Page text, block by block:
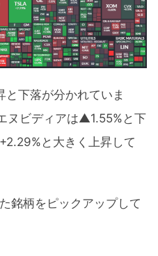
下落が分かれていま
ヌビディアは▲1.55%と下
と大きく上昇して
銘柄をピックアップして